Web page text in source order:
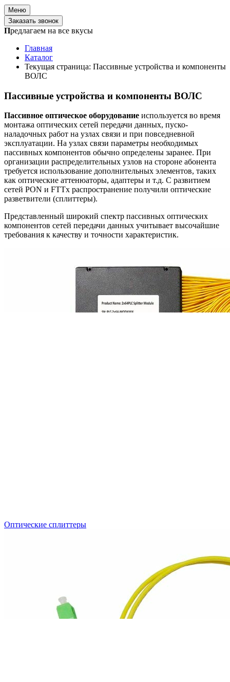
Меню
Заказать звонок
Предлагаем на все вкусы
Главная
Каталог
Текущая страница: Пассивные устройства и компоненты
ВОЛС
Пассивные устройства и компоненты ВОЛС
Пассивное оптическое оборудование используется во время
монтажа оптических сетей передачи данных, пуско-
наладочных работ на узлах связи и при повседневной
эксплуатации. На узлах связи параметры необходимых
пассивных компонентов обычно определены заранее. При
организации распределительных узлов на стороне абонента
требуется использование дополнительных элементов, таких
как оптические аттенюаторы, адаптеры и т.д. С развитием
сетей PON и FTTx распространение получили оптические
разветвители (сплиттеры).
Представленный широкий спектр пассивных оптических
компонентов сетей передачи данных учитывает высочайшие
требования к качеству и точности характеристик.
Оптические сплиттеры